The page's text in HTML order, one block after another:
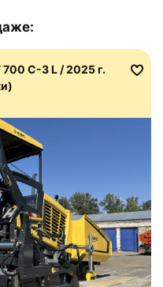
700 C-3 L / 2025 г.